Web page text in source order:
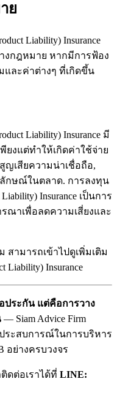
ย
Liability) Insurance
งกฎหมาย หากมีการฟ้อง
และค่าต่างๆ ที่เกิดขึ้น
Liability) Insurance มี
งแต่ทำให้เกิดค่าใช้จ่าย
ญเสียความน่าเชื่อถือ,
กษณ์ในตลาด. การลงทุน
Insurance เป็นการ
าเพื่อลดความเสี่ยงและ
สามารถเข้าไปดูเพิ่มเติม
Insurance
ประกัน แต่คือการวาง
— Siam Advice Firm
ระสบการณ์ในการบริหาร
อย่างครบวงจร
ดต่อเราได้ที่ LINE: